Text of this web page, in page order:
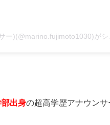
出身の超高学歴アナウンサ